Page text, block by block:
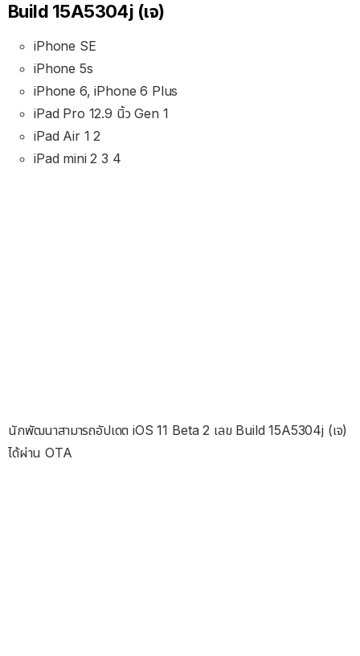
Build 15A5304j (เจ)
iPhone SE
iPhone 5s
iPhone 6, iPhone 6 Plus
iPad Pro 12.9 นิ้ว Gen 1
iPad Air 1 2
iPad mini 2 3 4
นักพัฒนาสามารถอัปเดต iOS 11 Beta 2 เลข Build 15A5304j (เจ)
ได้ผ่าน OTA